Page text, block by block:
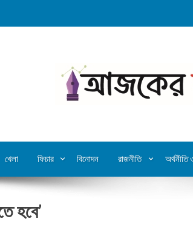
খেলা ফিচার বিনোদন রাজনীতি অর্থনীতি
হবে’